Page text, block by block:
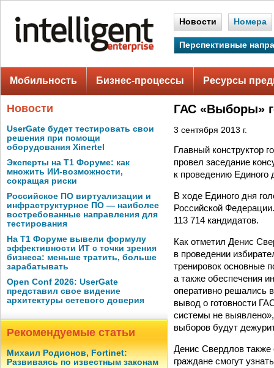
Новости Номера
Перспективные
Мобильность Бизнес-процессы Ресурсы
Новости
UserGate будет тестировать свои
решения при помощи
оборудования Xinertel
Эксперты на Т1 Форуме: как
множить ИИ-возможности,
сокращая риски
Российское ПО виртуализации и
инфраструктурное ПО — наиболее
востребованные направления для
тестирования
На Т1 Форуме вывели формулу
эффективности ИТ с точки зрения
бизнеса: меньше тратить, больше
зарабатывать
Open Conf 2026: UserGate
представил свое видение
архитектуры сетевого доверия
Рекомендуемые статьи
Михаил Родионов, Fortinet:
Развиваясь по известным законам
ГАС «Выборы»
3 сентября 2013 г.
Главный конструктор
провел заседание
к проведению Единого
В ходе Единого дня
Российской
113 714 кандидатов.
Как отметил Денис
в проведении
тренировок основные
а также обеспечения
оперативно решались
вывод о готовности
системы не
выборов будут
Денис Свердлов также
граждане смогут